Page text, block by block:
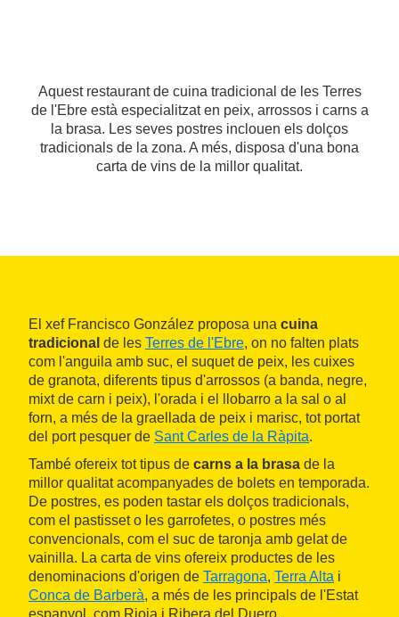
Aquest restaurant de cuina tradicional de les Terres
de l'Ebre està especialitzat en peix, arrossos i carns a
la brasa. Les seves postres inclouen els dolços
tradicionals de la zona. A més, disposa d'una bona
carta de vins de la millor qualitat.
El xef Francisco González proposa una cuina
tradicional de les Terres de l'Ebre, on no falten plats
com l'anguila amb suc, el suquet de peix, les cuixes
de granota, diferents tipus d'arrossos (a banda, negre,
mixt de carn i peix), l'orada i el llobarro a la sal o al
forn, a més de la graellada de peix i marisc, tot portat
del port pesquer de Sant Carles de la Ràpita.
També ofereix tot tipus de carns a la brasa de la
millor qualitat acompanyades de bolets en temporada.
De postres, es poden tastar els dolços tradicionals,
com el pastisset o les garrofetes, o postres més
convencionals, com el suc de taronja amb gelat de
vainilla. La carta de vins ofereix productes de les
denominacions d'origen de Tarragona, Terra Alta i
Conca de Barberà, a més de les principals de l'Estat
espanyol, com Rioja i Ribera del Duero.